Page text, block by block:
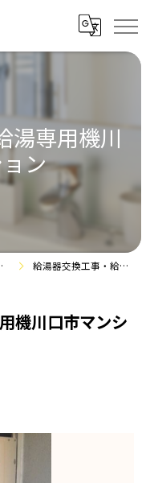
湯専用機川
ン
給湯器交換工事・給湯専用機川口市マンション
機川口市マンシ